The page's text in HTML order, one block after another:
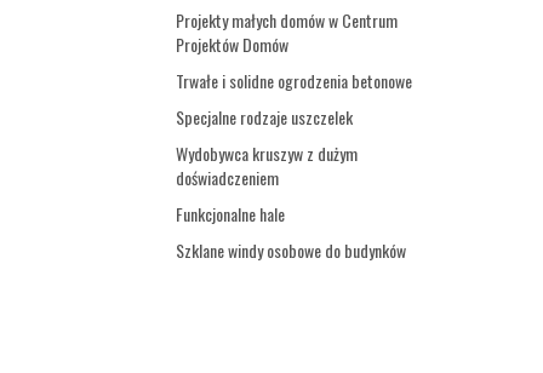
Projekty małych domów w Centrum
Projektów Domów
Trwałe i solidne ogrodzenia betonowe
Specjalne rodzaje uszczelek
Wydobywca kruszyw z dużym
doświadczeniem
Funkcjonalne hale
Szklane windy osobowe do budynków